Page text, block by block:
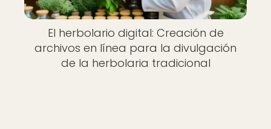
El herbolario digital: Creación de
archivos en línea para la divulgación
de la herbolaria tradicional